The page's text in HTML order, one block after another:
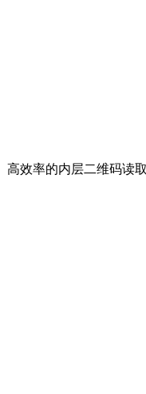
效率的内层二维码读取